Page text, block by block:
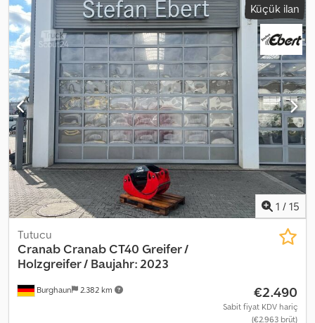
Küçük ilan
1 / 15
Burghaun 2.382 km
Tutucu
CranabCranab CT40 Greifer /
Holzgreifer / Baujahr: 2023
€2.490
Sabit fiyat KDV hariç
(€2.963 brüt)